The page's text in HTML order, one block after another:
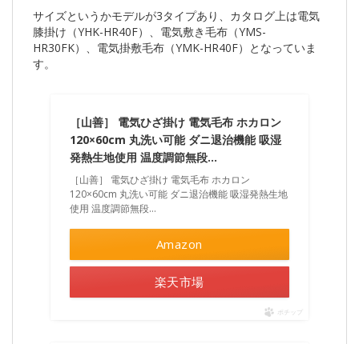
サイズというかモデルが3タイプあり、カタログ上は電気
膝掛け（YHK-HR40F）、電気敷き毛布（YMS-
HR30FK）、電気掛敷毛布（YMK-HR40F）となっていま
す。
［山善］ 電気ひざ掛け 電気毛布 ホカロン
120×60cm 丸洗い可能 ダニ退治機能 吸湿
発熱生地使用 温度調節無段…
［山善］ 電気ひざ掛け 電気毛布 ホカロン
120×60cm 丸洗い可能 ダニ退治機能 吸湿発熱生地
使用 温度調節無段…
Amazon
楽天市場
ポチップ